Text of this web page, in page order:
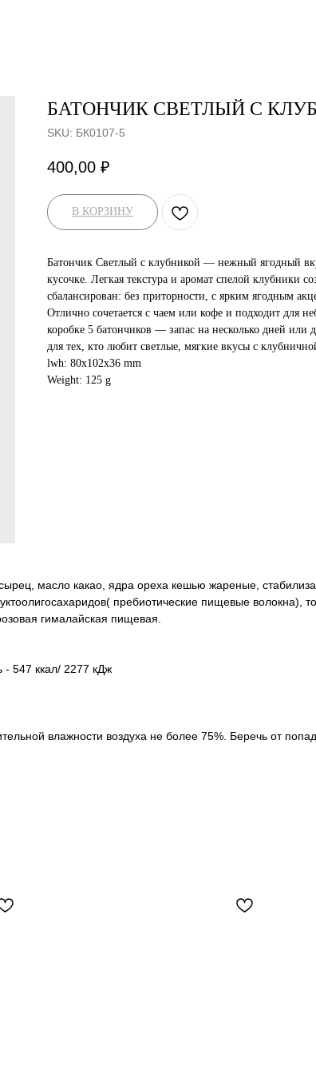
БАТОНЧИК СВЕТЛЫЙ С
SKU: БК0107-5
400,00 ₽
В КОРЗИНУ
Батончик Светлый с клубникой — нежный ягодный
кусочке. Легкая текстура и аромат спелой клубники
сбалансирован: без приторности, с ярким ягодным
Отлично сочетается с чаем или кофе и подходит для
коробке 5 батончиков — запас на несколько дней или
для тех, кто любит светлые, мягкие вкусы с
lwh: 80x102x36 mm
Weight: 125 g
масло какао, ядра ореха кешью жареные,
пребиотические пищевые волокна),
гималайская пищевая.
547 ккал/ 2277 кДж
влажности воздуха не более 75%. Беречь от